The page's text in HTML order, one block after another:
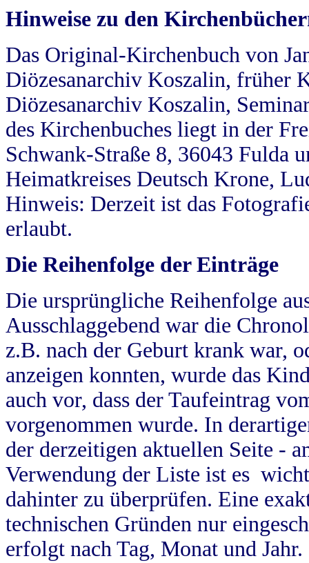
Hinweise zu den
Das Original-Kirchenbuch von
Diözesanarchiv Koszalin, früher
Diözesanarchiv Koszalin,
des Kirchenbuches liegt in der
Schwank-Straße 8, 36043 Fulda
Heimatkreises Deutsch Krone,
Hinweis: Derzeit ist das
erlaubt.
Die Reihenfolge der Einträge
Die ursprüngliche Reihenfolge
Ausschlaggebend war die
z.B. nach der Geburt krank war,
anzeigen konnten, wurde das
auch vor, dass der Taufeintrag
vorgenommen wurde. In
der derzeitigen aktuellen Seite -
Verwendung der Liste ist es
dahinter zu überprüfen. Eine
technischen Gründen nur
erfolgt nach Tag, Monat und Jahr.